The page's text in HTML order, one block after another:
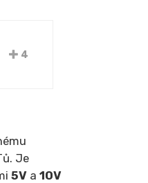
4
Je
5V a 10V